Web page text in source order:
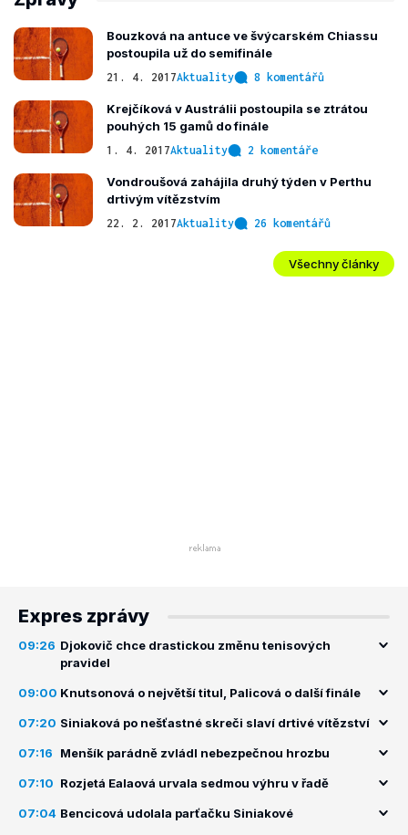
Bouzková na antuce ve švýcarském Chiassu
postoupila už do semifinále
21. 4. 2017Aktuality 8 komentářů
Krejčíková v Austrálii postoupila se ztrátou
pouhých 15 gamů do finále
1. 4. 2017Aktuality 2 komentáře
Vondroušová zahájila druhý týden v Perthu
drtivým vítězstvím
22. 2. 2017Aktuality 26 komentářů
Všechny články
Expres zprávy
09:26 Djokovič chce drastickou změnu tenisových
pravidel
09:00 Knutsonová o největší titul, Palicová o další finále
07:20 Siniaková po nešťastné skreči slaví drtivé vítězství
07:16 Menšík parádně zvládl nebezpečnou hrozbu
07:10 Rozjetá Ealaová urvala sedmou výhru v řadě
07:04 Bencicová udolala parťačku Siniakové